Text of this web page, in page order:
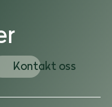
Kontakt oss